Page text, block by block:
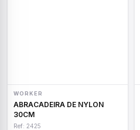
WORKER
ABRACADEIRA DE NYLON
30CM
Ref: 2425